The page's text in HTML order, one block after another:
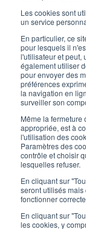
Les cookies sont
un service
En particulier, ce
pour lesquels il
l'utilisateur et peut,
également utiliser
pour envoyer des
préférences
la navigation en
surveiller son
Même la fermeture
appropriée, est à
l'utilisation des
Paramètres des
contrôle et choisir
lesquelles refuser.
En cliquant sur
seront utilisés
fonctionner
En cliquant sur
les cookies, y
Projet